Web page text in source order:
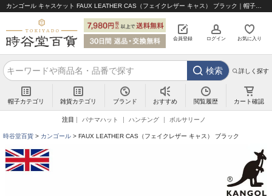
会員登録 ログイン お気に入り
検索 詳しく探す
帽子カテゴリ 雑貨カテゴリ ブランド おすすめ 閲覧履歴 カート確認
注目 パナマハット ハンチング ボルサリーノ
時谷堂百貨 カンゴール FAUX LEATHER CAS（フェイクレザー キャス） ブラック